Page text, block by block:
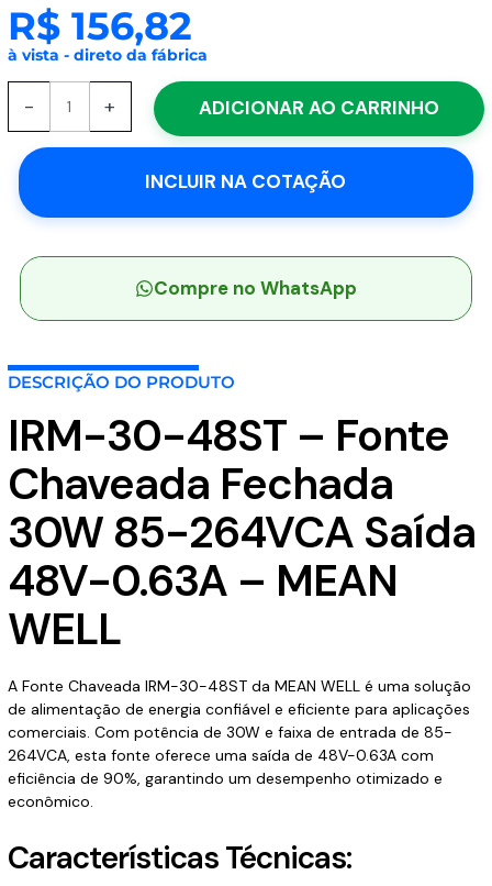
R$156,82
à vista - direto da fábrica
-
Fonte
Chaveada
30W
264VCA
0.63A
MEAN
WELL
quantidade
+ ADICIONAR AO CARRINHO
INCLUIR NA COTAÇÃO
Compre no WhatsApp
DESCRIÇÃO DO PRODUTO
IRM-30-48ST – Fonte
Chaveada Fechada
30W 85-264VCA Saída
48V-0.63A – MEAN
WELL
A Fonte Chaveada IRM-30-48ST da MEAN WELL é uma solução
de alimentação de energia confiável e eficiente para aplicações
comerciais. Com potência de 30W e faixa de entrada de 85-
264VCA, esta fonte oferece uma saída de 48V-0.63A com
eficiência de 90%, garantindo um desempenho otimizado e
econômico.
Características Técnicas: